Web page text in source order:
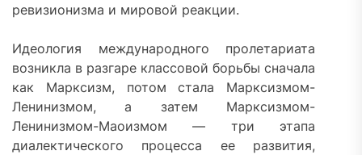
ревизионизма и мировой реакции.
Идеология международного пролетариата
возникла в разгаре классовой борьбы сначала
как Марксизм, потом стала Марксизмом-
Ленинизмом, а затем Марксизмом-
Ленинизмом-Маоизмом — три этапа
диалектического процесса ее развития,